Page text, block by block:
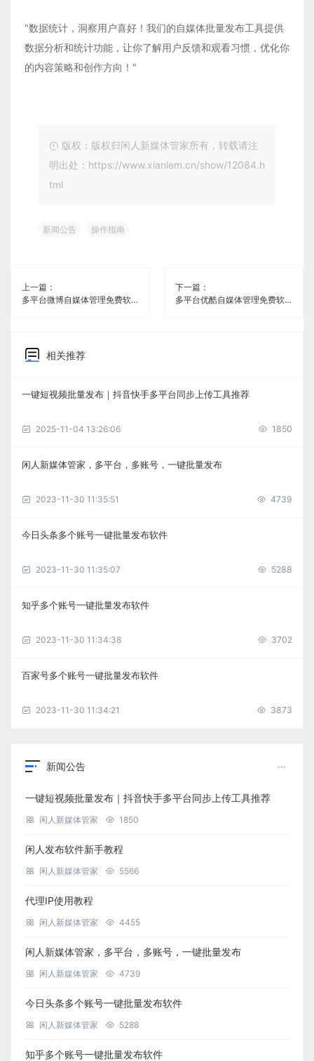
"数据统计，洞察用户喜好！我们的自媒体批量发布工具提供
数据分析和统计功能，让你了解用户反馈和观看习惯，优化你
的内容策略和创作方向！"
版权：版权归闲人新媒体管家所有，转载请注
明出处：https://www.xianlem.cn/show/12084.h
tml
新闻公告 操作指南
上一篇：
多平台微博自媒体管理免费软件《闲人新媒体管家》
下一篇：
多平台优酷自媒体管理免费软件《闲人新媒体管家》
相关推荐
一键短视频批量发布｜抖音快手多平台同步上传工具推荐
2025-11-04 13:26:06 1850
闲人新媒体管家，多平台，多账号，一键批量发布
2023-11-30 11:35:51 4739
今日头条多个账号一键批量发布软件
2023-11-30 11:35:07 5288
知乎多个账号一键批量发布软件
2023-11-30 11:34:38 3702
百家号多个账号一键批量发布软件
2023-11-30 11:34:21 3873
新闻公告
一键短视频批量发布｜抖音快手多平台同步上传工具推荐
闲人新媒体管家 1850
闲人发布软件新手教程
闲人新媒体管家 5566
代理IP使用教程
闲人新媒体管家 4455
闲人新媒体管家，多平台，多账号，一键批量发布
闲人新媒体管家 4739
今日头条多个账号一键批量发布软件
闲人新媒体管家 5288
知乎多个账号一键批量发布软件